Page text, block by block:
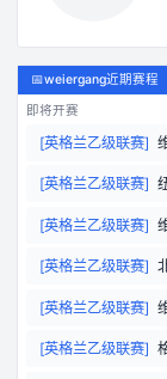
📅weiergang近期赛程
即将开赛
[英格兰乙级联赛]
[英格兰乙级联赛]
[英格兰乙级联赛]
[英格兰乙级联赛]
[英格兰乙级联赛]
[英格兰乙级联赛]